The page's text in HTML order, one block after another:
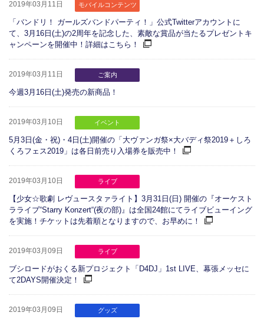
2019年03月11日 モバイルコンテンツ
「バンドリ！ ガールズバンドパーティ！」公式Twitterアカウントに
て、3月16日(土)の2周年を記念した、素敵な賞品が当たるプレゼントキ
ャンペーンを開催中！詳細はこちら！
2019年03月11日 ご案内
今週3月16日(土)発売の新商品！
2019年03月10日 イベント
5月3日(金・祝)・4日(土)開催の「大ヴァンガ祭×大バディ祭2019＋しろ
くろフェス2019」は各日前売り入場券を販売中！
2019年03月10日 ライブ
【少女☆歌劇 レヴュースタァライト】3月31日(日) 開催の『オーケスト
ラライブ“Starry Konzert“(夜の部)』は全国24館にてライブビューイング
を実施！チケットは先着順となりますので、お早めに！
2019年03月09日 ライブ
ブシロードがおくる新プロジェクト「D4DJ」1st LIVE、幕張メッセに
て2DAYS開催決定！
2019年03月09日 グッズ